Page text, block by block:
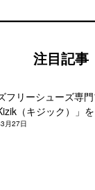
注目記事
フリーシューズ専
（キジック）」
月27日